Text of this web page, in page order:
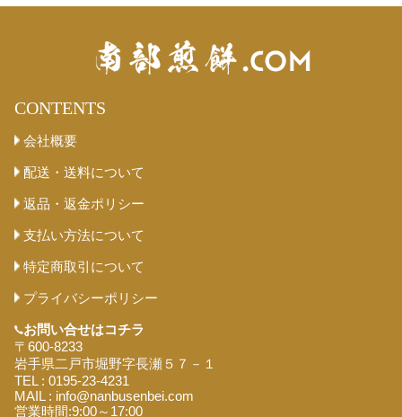
CONTENTS
会社概要
配送・送料について
返品・返金ポリシー
支払い方法について
特定商取引について
プライバシーポリシー
お問い合せはコチラ
〒600-8233
岩手県二戸市堀野字長瀬５７－１
TEL : 0195-23-4231
MAIL : info@nanbusenbei.com
営業時間:9:00～17:00